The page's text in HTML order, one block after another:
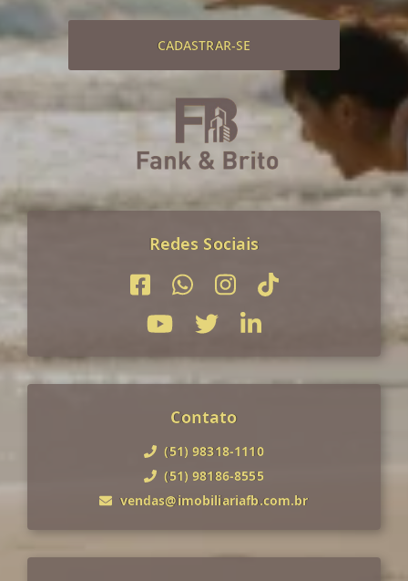
CADASTRAR-SE
Redes Sociais
Contato
(51) 98318-1110
(51) 98186-8555
vendas@imobiliariafb.com.br